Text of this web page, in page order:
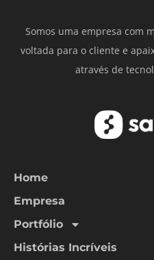
Somos uma empresa com
voltada para o cliente e
através de
Home
Empresa
Portfólio
Histórias Incríveis